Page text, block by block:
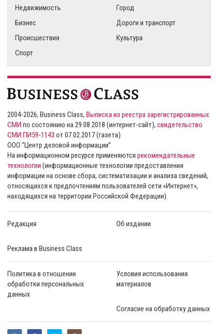
Недвижимость
Город
Бизнес
Дороги и транспорт
Происшествия
Культура
Спорт
2004-2026, Business Class, Выписка из реестра зарегистрированных
СМИ по состоянию на 29.08.2018 (интернет-сайт), свидетельство
СМИ ПИ59-1143 от 07.02.2017 (газета)
ООО “Центр деловой информации”
На информационном ресурсе применяются рекомендательные
технологии (информационные технологии предоставления
информации на основе сбора, систематизации и анализа сведений,
относящихся к предпочтениям пользователей сети «Интернет»,
находящихся на территории Российской Федерации).
Редакция Об издании
Реклама в Business Class
Политика в отношении
обработки персональных
данных
Условия использования
материалов
Согласие на обработку данных